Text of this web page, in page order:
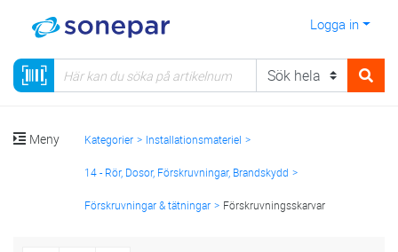
Logga in
Meny Kategorier Installationsmateriel
14 - Rör, Dosor, Förskruvningar, Brandskydd
Förskruvningar & tätningar Förskruvningsskarvar